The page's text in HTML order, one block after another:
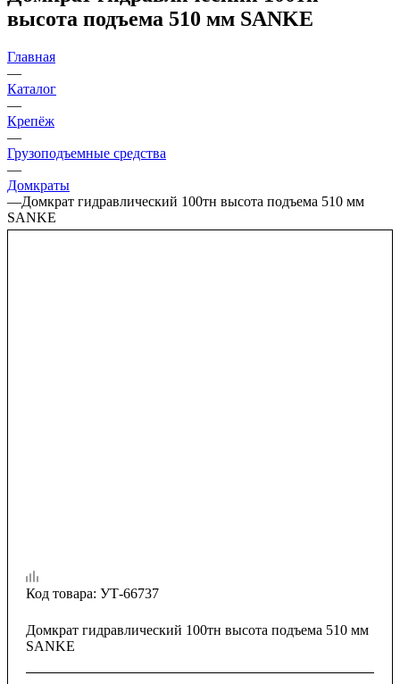
высота подъема 510 мм SANKE
Главная
—
Каталог
—
Крепёж
—
Грузоподъемные средства
—
Домкраты
—Домкрат гидравлический 100тн высота подъема 510 мм
SANKE
Код товара: УТ-66737
Домкрат гидравлический 100тн высота подъема 510 мм
SANKE